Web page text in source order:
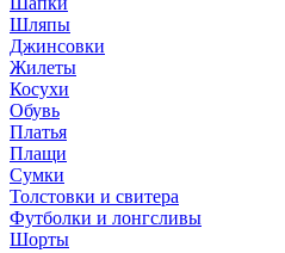
Шляпы
Джинсовки
Жилеты
Косухи
Обувь
Платья
Плащи
Сумки
Толстовки и свитера
Футболки и лонгсливы
Шорты